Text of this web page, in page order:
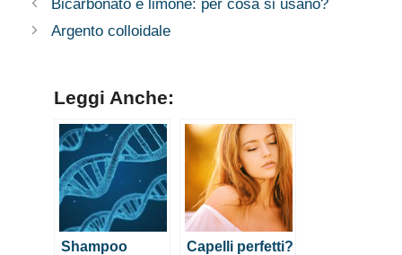
Bicarbonato e limone: per cosa si usano?
Argento colloidale
Leggi Anche:
Shampoo
Capelli perfetti?